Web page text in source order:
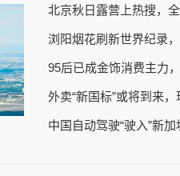
北京秋日露营上热搜，
浏阳烟花刷新世界纪录
95后已成金饰消费主力
外卖“新国标”或将到来
中国自动驾驶“驶入”新